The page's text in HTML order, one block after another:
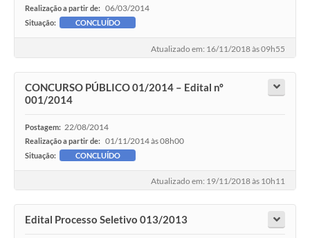
Realização a partir de: 06/03/2014
Situação: CONCLUÍDO
Atualizado em: 16/11/2018 às 09h55
CONCURSO PÚBLICO 01/2014 – Edital nº
001/2014
Postagem: 22/08/2014
Realização a partir de: 01/11/2014 às 08h00
Situação: CONCLUÍDO
Atualizado em: 19/11/2018 às 10h11
Edital Processo Seletivo 013/2013